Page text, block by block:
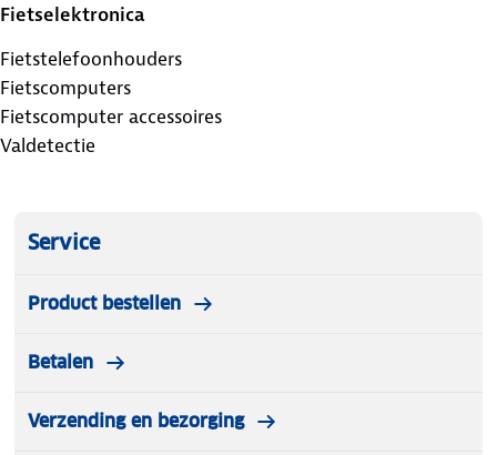
Fietselektronica
Fietstelefoonhouders
Fietscomputers
Fietscomputer accessoires
Valdetectie
Service
Product bestellen
Betalen
Verzending en bezorging